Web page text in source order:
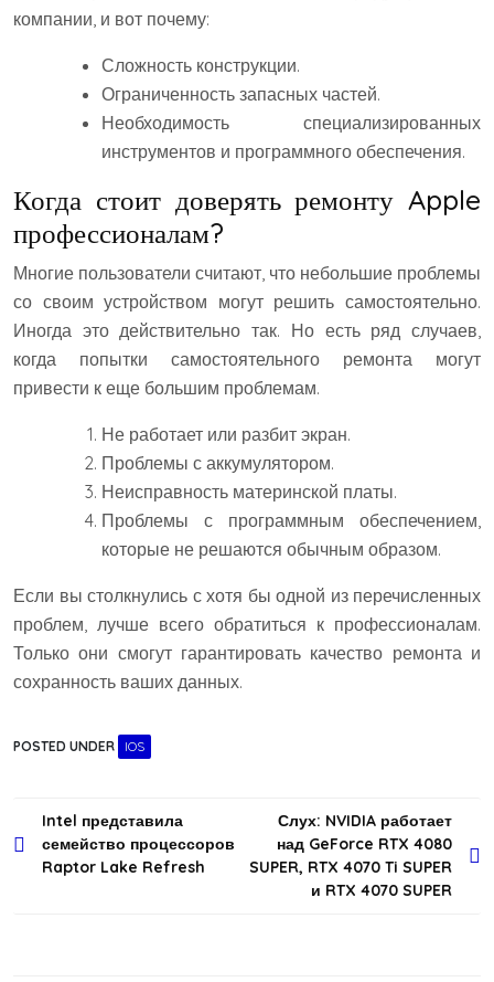
компании, и вот почему:
Сложность конструкции.
Ограниченность запасных частей.
Необходимость специализированных
инструментов и программного обеспечения.
Когда стоит доверять ремонту Apple
профессионалам?
Многие пользователи считают, что небольшие проблемы
со своим устройством могут решить самостоятельно.
Иногда это действительно так. Но есть ряд случаев,
когда попытки самостоятельного ремонта могут
привести к еще большим проблемам.
Не работает или разбит экран.
Проблемы с аккумулятором.
Неисправность материнской платы.
Проблемы с программным обеспечением,
которые не решаются обычным образом.
Если вы столкнулись с хотя бы одной из перечисленных
проблем, лучше всего обратиться к профессионалам.
Только они смогут гарантировать качество ремонта и
сохранность ваших данных.
POSTED UNDER IOS
Навигация
по
Intel представила
семейство процессоров
Raptor Lake Refresh
Слух: NVIDIA работает
над GeForce RTX 4080
SUPER, RTX 4070 Ti SUPER
и RTX 4070 SUPER